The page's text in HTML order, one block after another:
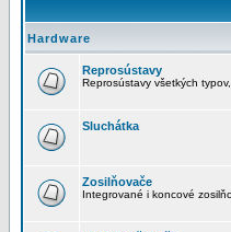
Hardware
Reprosústavy
Reprosústavy všetkých
Sluchátka
Zosilňovače
Integrované i koncové